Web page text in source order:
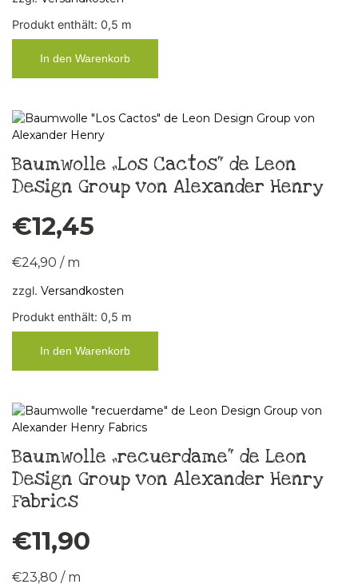
Produkt enthält: 0,5 m
In den Warenkorb
Baumwolle „Los Cactos“ de Leon
Design Group von Alexander Henry
€12,45
€24,90 / m
zzgl. Versandkosten
Produkt enthält: 0,5 m
In den Warenkorb
Baumwolle „recuerdame“ de Leon
Design Group von Alexander Henry
Fabrics
€11,90
€23,80 / m